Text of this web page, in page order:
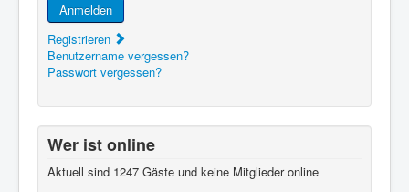
Anmelden
Registrieren
Benutzername vergessen?
Passwort vergessen?
Wer ist online
Aktuell sind 1247 Gäste und keine Mitglieder online